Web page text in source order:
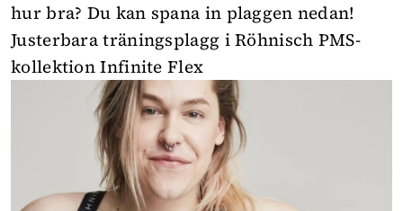
hur bra? Du kan spana in plaggen nedan!
Justerbara träningsplagg i Röhnisch PMS-
kollektion Infinite Flex